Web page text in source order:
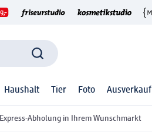
Haushalt Tier Foto Ausverkauf
Express-Abholung in Ihrem Wunschmarkt